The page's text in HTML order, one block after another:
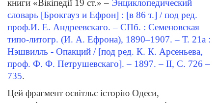
книги «Вікіпедії 19 ст.» – Энциклопедический
словарь [Брокгауз и Ефрон] : [в 86 т.] / под ред.
проф.И. Е. Андреевскаго. – СПб. : Семеновская
типо-литогр. (И. А. Ефрона), 1890–1907. – Т. 21а :
Нэшвилль - Опакций / [под ред. К. К. Арсеньева,
проф. Ф. Ф. Петрушевскаго]. – 1897. – II, С. 726 –
735.
Цей фрагмент освітльє історію Одеси,